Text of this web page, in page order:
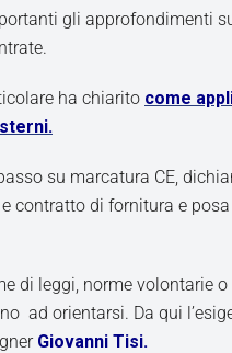
gli approfondimenti
ha chiarito come
su marcatura CE,
contratto di fornitura e
di leggi, norme volontarie
ad orientarsi. Da qui
Giovanni Tisi.